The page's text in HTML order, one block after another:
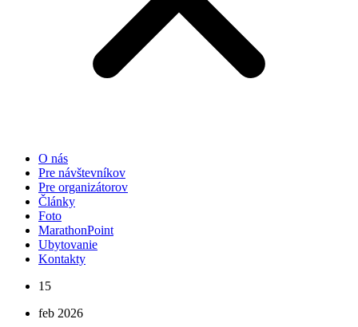
O nás
Pre návštevníkov
Pre organizátorov
Články
Foto
MarathonPoint
Ubytovanie
Kontakty
15
feb 2026